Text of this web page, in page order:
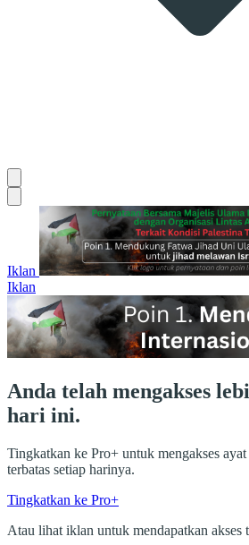
Iklan
Iklan
Anda telah mengakses
hari ini.
Tingkatkan ke Pro+ untuk mengakses
terbatas setiap harinya.
Tingkatkan ke Pro+
Atau lihat iklan untuk mendapatkan akses